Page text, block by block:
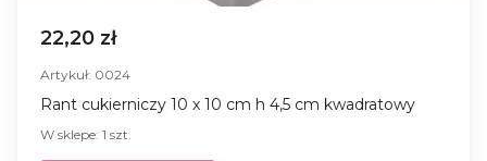
22,20 zł
Artykuł: 0024
Rant cukierniczy 10 x 10 cm h 4,5 cm kwadratowy
W sklepe: 1 szt.